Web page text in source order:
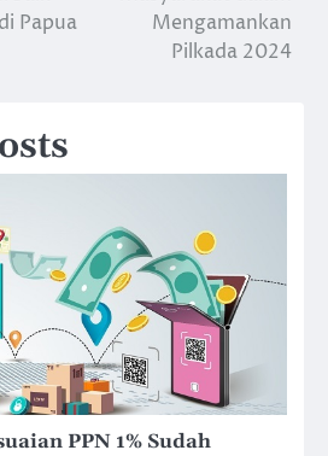
Papua
Mengamankan
Pilkada 2024
PPN 1% Sudah